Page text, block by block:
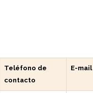
Teléfono de
contacto
E-mail